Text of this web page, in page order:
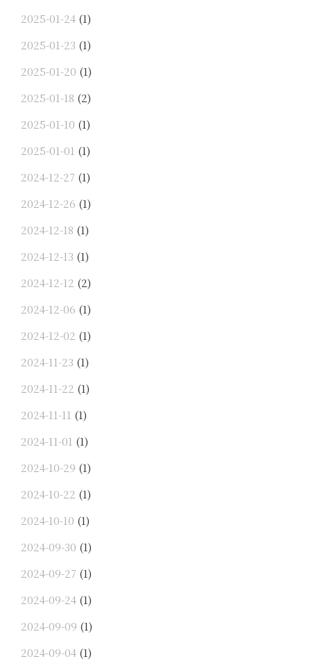
2025-01-24 (1)
2025-01-23 (1)
2025-01-20 (1)
2025-01-18 (2)
2025-01-10 (1)
2025-01-01 (1)
2024-12-27 (1)
2024-12-26 (1)
2024-12-18 (1)
2024-12-13 (1)
2024-12-12 (2)
2024-12-06 (1)
2024-12-02 (1)
2024-11-23 (1)
2024-11-22 (1)
2024-11-11 (1)
2024-11-01 (1)
2024-10-29 (1)
2024-10-22 (1)
2024-10-10 (1)
2024-09-30 (1)
2024-09-27 (1)
2024-09-24 (1)
2024-09-09 (1)
2024-09-04 (1)